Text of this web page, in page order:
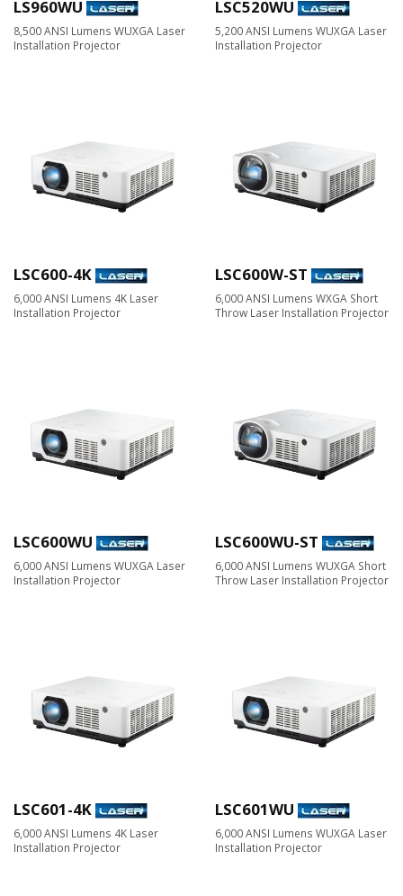
LS960WU
8,500 ANSI Lumens WUXGA Laser
Installation Projector
LSC520WU
5,200 ANSI Lumens WUXGA Laser
Installation Projector
LSC600-4K
6,000 ANSI Lumens 4K Laser
Installation Projector
LSC600W-ST
6,000 ANSI Lumens WXGA Short
Throw Laser Installation Projector
LSC600WU
6,000 ANSI Lumens WUXGA Laser
Installation Projector
LSC600WU-ST
6,000 ANSI Lumens WUXGA Short
Throw Laser Installation Projector
LSC601-4K
6,000 ANSI Lumens 4K Laser
Installation Projector
LSC601WU
6,000 ANSI Lumens WUXGA Laser
Installation Projector